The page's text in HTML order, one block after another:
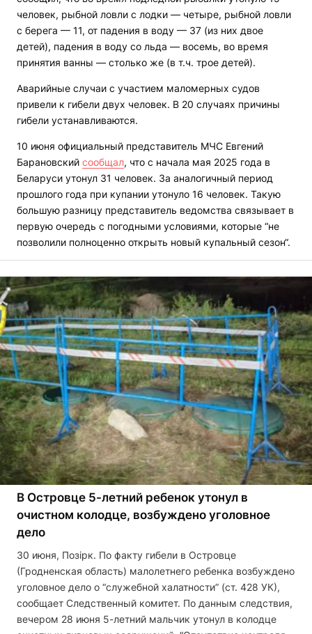
человек, рыбной ловли с лодки — четыре, рыбной ловли
с берега — 11, от падения в воду — 37 (из них двое
детей), падения в воду со льда — восемь, во время
принятия ванны — столько же (в т.ч. трое детей).
Аварийные случаи с участием маломерных судов
привели к гибели двух человек. В 20 случаях причины
гибели устанавливаются.
10 июня официальный представитель МЧС Евгений
Барановский сообщал, что с начала мая 2025 года в
Беларуси утонул 31 человек. За аналогичный период
прошлого года при купании утонуло 16 человек. Такую
большую разницу представитель ведомства связывает в
первую очередь с погодными условиями, которые “не
позволили полноценно открыть новый купальный сезон“.
В Островце 5-летний ребенок утонул в
очистном колодце, возбуждено уголовное
дело
30 июня, Позірк. По факту гибели в Островце
(Гродненская область) малолетнего ребенка возбуждено
уголовное дело о “служебной халатности” (ст. 428 УК),
сообщает Следственный комитет. По данным следствия,
вечером 28 июня 5-летний мальчик утонул в колодце